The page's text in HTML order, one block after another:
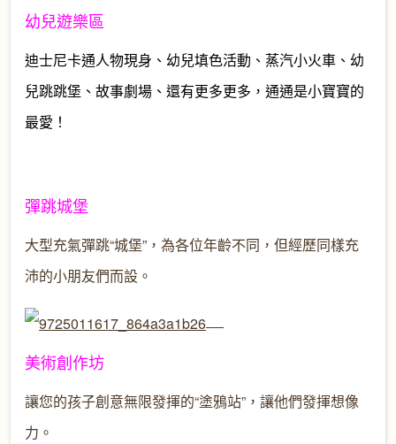
幼兒遊樂區
迪士尼卡通人物現身、幼兒填色活動、蒸汽小火車、幼
兒跳跳堡、故事劇場、還有更多更多，通通是小寶寶的
最愛！
彈跳城堡
大型充氣彈跳“城堡”，為各位年齡不同，但經歷同樣充
沛的小朋友們而設。
美術創作坊
讓您的孩子創意無限發揮的“塗鴉站”，讓他們發揮想像
力。